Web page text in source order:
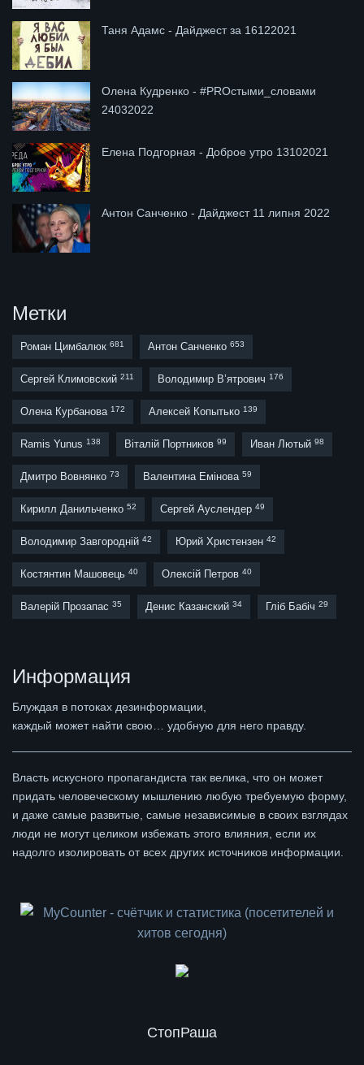
Таня Адамс - Дайджест за 16122021
Олена Кудренко - #PROстыми_словами
24032022
Елена Подгорная - Доброе утро 13102021
Антон Санченко - Дайджест 11 липня 2022
Метки
Роман Цимбалюк 681 Антон Санченко 653
Сергей Климовский 211 Володимир В’ятрович 176
Олена Курбанова 172 Алексей Копытько 139
Ramis Yunus 138 Віталій Портников 99 Иван Лютый 98
Дмитро Вовнянко 73 Валентина Емінова 59
Кирилл Данильченко 52 Сергей Ауслендер 49
Володимир Завгородній 42 Юрий Христензен 42
Костянтин Машовець 40 Олексій Петров 40
Валерій Прозапас 35 Денис Казанский 34 Гліб Бабіч 29
Информация
Блуждая в потоках дезинформации,
каждый может найти свою… удобную для него правду.
Власть искусного пропагандиста так велика, что он может
придать человеческому мышлению любую требуемую форму,
и даже самые развитые, самые независимые в своих взглядах
люди не могут целиком избежать этого влияния, если их
надолго изолировать от всех других источников информации.
СтопРаша